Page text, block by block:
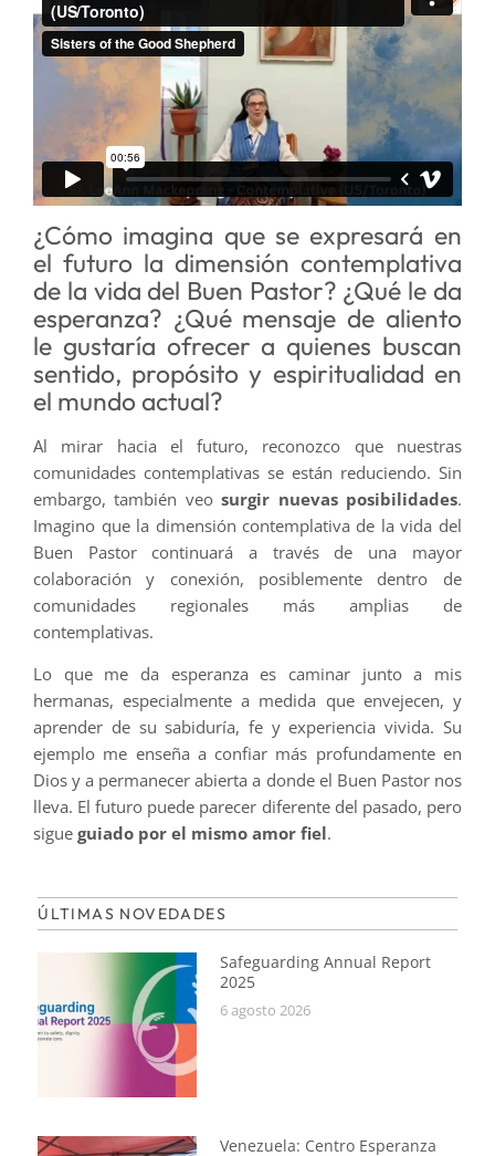
¿Cómo imagina que se expresará en
el futuro la dimensión contemplativa
de la vida del Buen Pastor? ¿Qué le da
esperanza? ¿Qué mensaje de aliento
le gustaría ofrecer a quienes buscan
sentido, propósito y espiritualidad en
el mundo actual?
Al mirar hacia el futuro, reconozco que nuestras
comunidades contemplativas se están reduciendo. Sin
embargo, también veosurgir nuevas posibilidades.
Imagino que la dimensión contemplativa de la vida del
Buen Pastor continuará a través de una mayor
colaboración y conexión, posiblemente dentro de
comunidades regionales más amplias de
contemplativas.
Lo que me da esperanza es caminar junto a mis
hermanas, especialmente a medida que envejecen, y
aprender de su sabiduría, fe y experiencia vivida. Su
ejemplo me enseña a confiar más profundamente en
Dios y a permanecer abierta a donde el Buen Pastor nos
lleva. El futuro puede parecer diferente del pasado, pero
sigueguiado por el mismo amor fiel.
ÚLTIMAS NOVEDADES
Safeguarding Annual Report
2025
6 agosto 2026
Venezuela: Centro Esperanza